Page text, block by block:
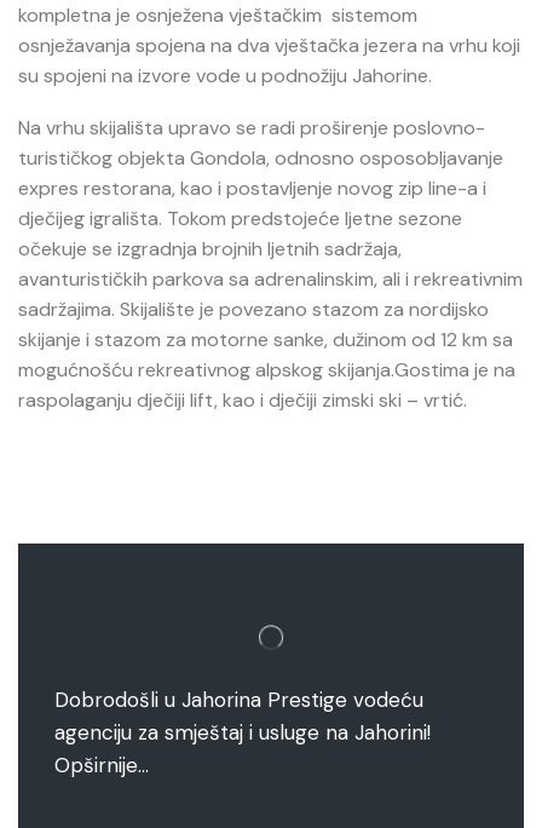
kompletna je osnježena vještačkim sistemom
osnježavanja spojena na dva vještačka jezera na vrhu koji
su spojeni na izvore vode u podnožiju Jahorine.
Na vrhu skijališta upravo se radi proširenje poslovno-
turističkog objekta Gondola, odnosno osposobljavanje
expres restorana, kao i postavljenje novog zip line-a i
dječijeg igrališta. Tokom predstojeće ljetne sezone
očekuje se izgradnja brojnih ljetnih sadržaja,
avanturističkih parkova sa adrenalinskim, ali i rekreativnim
sadržajima. Skijalište je povezano stazom za nordijsko
skijanje i stazom za motorne sanke, dužinom od 12 km sa
mogućnošću rekreativnog alpskog skijanja.Gostima je na
raspolaganju dječiji lift, kao i dječiji zimski ski – vrtić.
Dobrodošli u Jahorina Prestige vodeću
agenciju za smještaj i usluge na Jahorini!
Opširnije…